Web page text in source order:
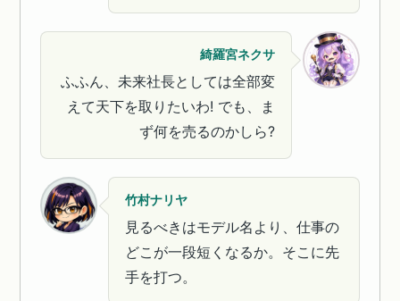
綺羅宮ネクサ
ふふん、未来社長としては全部変
えて天下を取りたいわ! でも、ま
ず何を売るのかしら?
竹村ナリヤ
見るべきはモデル名より、仕事の
どこが一段短くなるか。そこに先
手を打つ。